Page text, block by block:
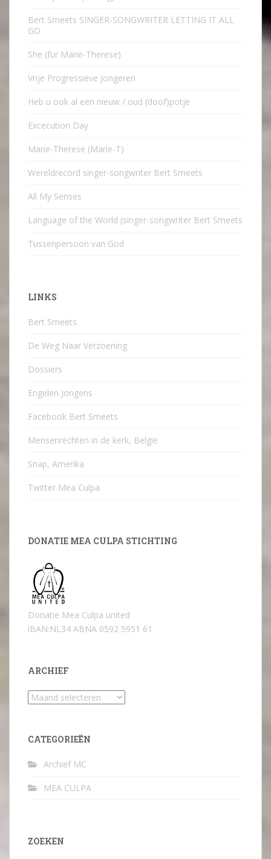
Bert Smeets SINGER-SONGWRITER LETTING IT ALL
GO
She (für Marie-Therese)
Vrije Progressieve Jongeren
Heb u ook al een nieuw / oud (doof)potje
Excecution Day
Marie-Therese (Marie-T)
Wereldrecord singer-songwriter Bert Smeets
All My Senses
Language of the World (singer-songwriter Bert Smeets
Tussenpersoon van God
LINKS
Bert Smeets
De Weg Naar Verzoening
Dossiers
Engelen Jongens
Facebook Bert Smeets
Mensenrechten in de kerk, België
Snap, Amerika
Twitter Mea Culpa
DONATIE MEA CULPA STICHTING
Donatie Mea Culpa united
iBAN:NL34 ABNA 0592 5951 61
ARCHIEF
Archief
CATEGORIEËN
Archief MC
MEA CULPA
ZOEKEN